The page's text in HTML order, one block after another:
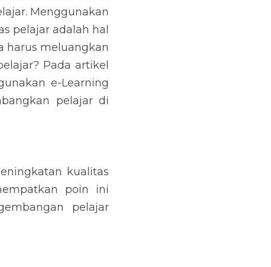
Menggunakan
pelajar adalah hal
meluangkan
Pada artikel
e-Learning
pelajar di
kualitas
poin ini
pelajar